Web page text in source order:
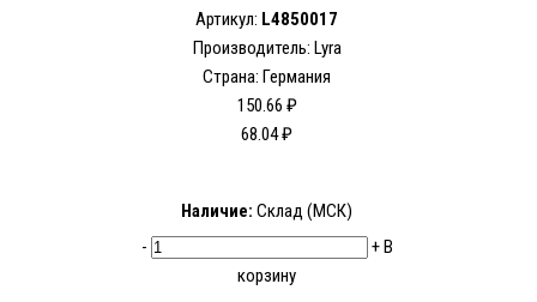
Артикул: L4850017
Производитель: Lyra
Страна: Германия
150.66 ₽
68.04 ₽
Наличие: Склад (МСК)
-
+В
корзину